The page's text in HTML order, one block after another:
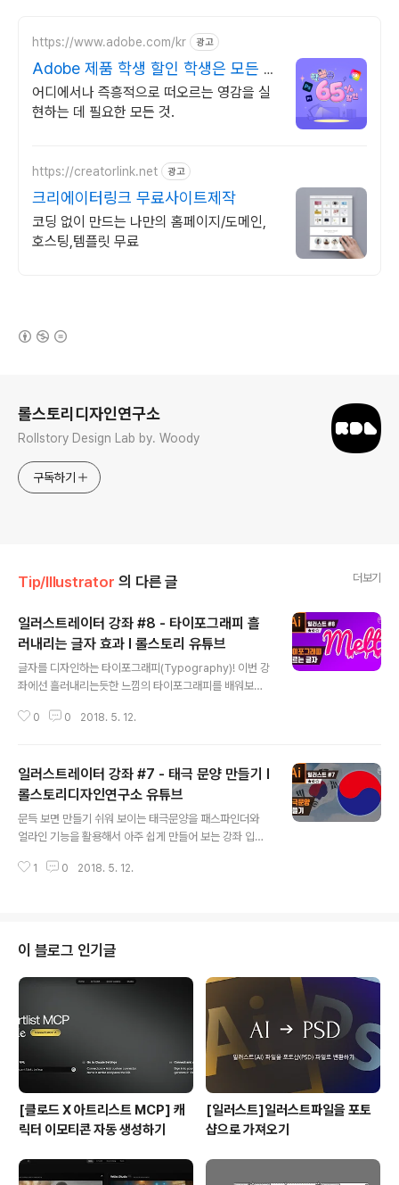
https://www.adobe.com/kr 광고
Adobe 제품 학생 할인 학생은 모든 앱
65% 할인
어디에서나 즉흥적으로 떠오르는 영감을 실
현하는 데 필요한 모든 것.
https://creatorlink.net 광고
크리에이터링크 무료사이트제작
코딩 없이 만드는 나만의 홈페이지/도메인,
호스팅,템플릿 무료
롤스토리디자인연구소
Rollstory Design Lab by. Woody
구독하기
Tip/Illustrator 의 다른 글 더보기
일러스트레이터 강좌 #8 - 타이포그래피 흘
러내리는 글자 효과 I 롤스토리 유튜브
글자를 디자인하는 타이포그래피(Typography)! 이번 강
좌에선 흘러내리는듯한 느낌의 타이포그래피를 배워보겠
w.youtube.com/rollstory
0 0 2018. 5. 12.
일러스트레이터 강좌 #7 - 태극 문양 만들기 I
롤스토리디자인연구소 유튜브
문득 보면 만들기 쉬워 보이는 태극문양을 패스파인더와
얼라인 기능을 활용해서 아주 쉽게 만들어 보는 강좌 입니
다면 꼭 이번강좌를 확인하세요! ■ 롤스토리디자인연구소
1 0 2018. 5. 12.
이 블로그 인기글
[클로드 X 아트리스트 MCP] 캐
릭터 이모티콘 자동 생성하기
[일러스트]일러스트파일을 포토
샵으로 가져오기